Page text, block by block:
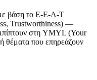
βάση το E-E-A-T
Trustworthiness) —
στη YMYL (Your
θέματα που επηρεάζουν